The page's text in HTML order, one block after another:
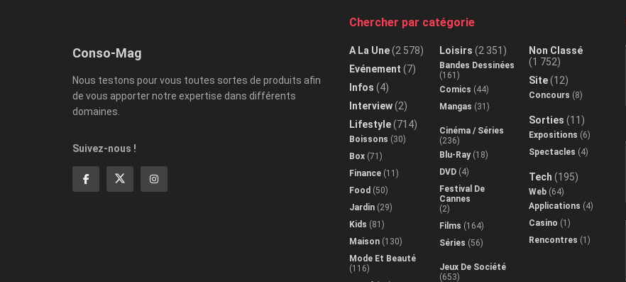
Conso-Mag
Nous testons pour vous toutes sortes de produits afin
de vous apporter notre expertise dans différents
domaines.
Suivez-nous !
Chercher par catégorie
A La Une(2 578)
Evénement (7)
Infos (4)
Interview(2)
Lifestyle(714)
Boissons (30)
Box (71)
Finance (11)
Food (50)
Jardin (29)
Kids (81)
Maison (130)
Mode Et Beauté
(116)
Loisirs (2 351)
Bandes Dessinées
(161)
Comics (44)
Mangas (31)
Cinéma / Séries
(236)
Blu-Ray(18)
DVD(4)
Festival De
Cannes
(2)
Films (164)
Séries (56)
Jeux De Société
(653)
Non Classé
(1 752)
Site(12)
Concours (8)
Sorties (11)
Expositions (6)
Spectacles (4)
Tech (195)
Web (64)
Applications (4)
Casino (1)
Rencontres (1)